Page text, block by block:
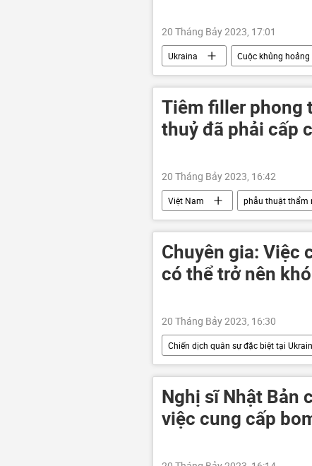
20 Tháng Bảy 2023, 17:01
Ukraina Cuộc khủng hoảng
Nga
quân đội
Tiêm filler phong
thuỷ đã phải cấp
20 Tháng Bảy 2023, 16:42
Việt Nam phẫu thuật thẩm
y tế
Chuyên gia: Việc
có thể trở nên
20 Tháng Bảy 2023, 16:30
Chiến dịch quân sự đặc biệt tại
Cuộc khủng hoảng ở Ukraina
ngũ cốc
Vận chuyển ngũ
Nghị sĩ Nhật Bản
việc cung cấp